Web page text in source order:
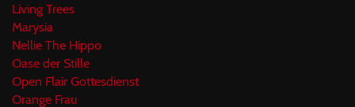
Living Trees
Marysia
Nellie The Hippo
Oase der Stille
Open Flair Gottesdienst
Orange Frau